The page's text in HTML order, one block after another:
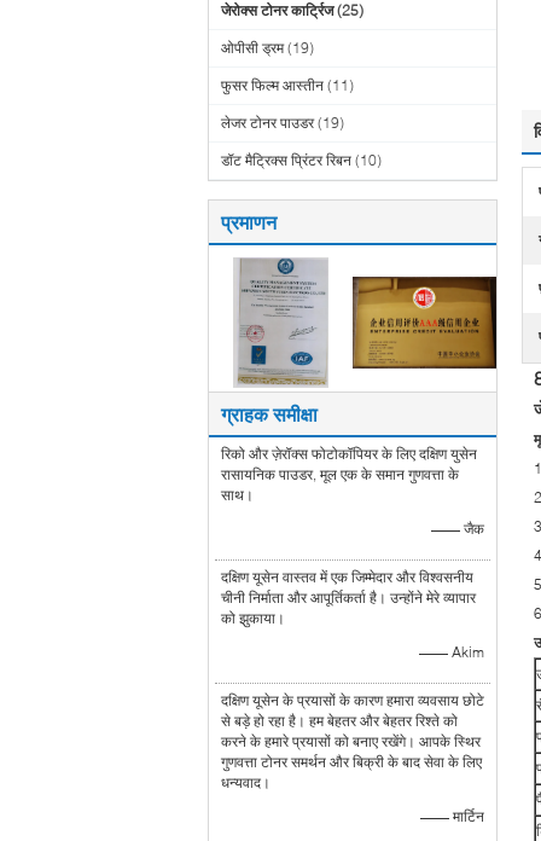
जेरोक्स टोनर कार्ट्रिज (25)
ओपीसी ड्रम (19)
फुसर फिल्म आस्तीन (11)
लेजर टोनर पाउडर (19)
डॉट मैट्रिक्स प्रिंटर रिबन (10)
प्रमाणन
ग्राहक समीक्षा
रिको और ज़ेरॉक्स फोटोकॉपियर के लिए दक्षिण युसेन
रासायनिक पाउडर, मूल एक के समान गुणवत्ता के
साथ।
—— जैक
दक्षिण यूसेन वास्तव में एक जिम्मेदार और विश्वसनीय
चीनी निर्माता और आपूर्तिकर्ता है। उन्होंने मेरे व्यापार
को झुकाया।
—— Akim
दक्षिण यूसेन के प्रयासों के कारण हमारा व्यवसाय छोटे
से बड़े हो रहा है। हम बेहतर और बेहतर रिश्ते को
करने के हमारे प्रयासों को बनाए रखेंगे। आपके स्थिर
गुणवत्ता टोनर समर्थन और बिक्री के बाद सेवा के लिए
धन्यवाद।
—— मार्टिन